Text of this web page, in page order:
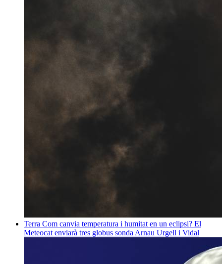
Terra Com canvia temperatura i humitat en un eclipsi? El
Meteocat enviarà tres globus sonda Arnau Urgell i Vidal